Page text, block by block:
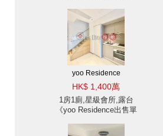
yoo Residence
HK$ 1,400萬
1房1廁,星級會所,露台
《yoo Residence出售單